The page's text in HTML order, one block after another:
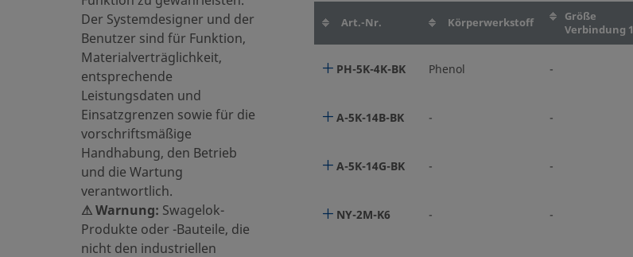
Der Systemdesigner und der
Benutzer sind für Funktion,
Materialverträglichkeit,
entsprechende
Leistungsdaten und
Einsatzgrenzen sowie für die
vorschriftsmäßige
Handhabung, den Betrieb
und die Wartung
verantwortlich.
⚠ Warnung: Swagelok-
Produkte oder -Bauteile, die
nicht den industriellen
Art.-Nr. Körperwerkstoff
Größe
Verbindung 1
PH-5K-4K-BK Phenol -
A-5K-14B-BK - -
A-5K-14G-BK - -
NY-2M-K6 - -